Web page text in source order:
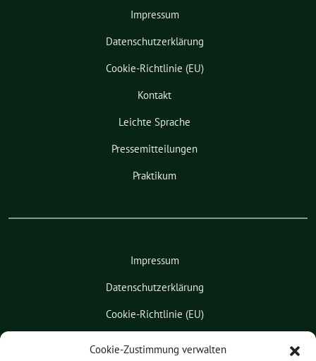
Cookie-Zustimmung verwalten
Impressum
Datenschutzerklärung
Cookie-Richtlinie (EU)
Kontakt
Leichte Sprache
Pressemitteilungen
Praktikum
Impressum
Datenschutzerklärung
Cookie-Richtlinie (EU)